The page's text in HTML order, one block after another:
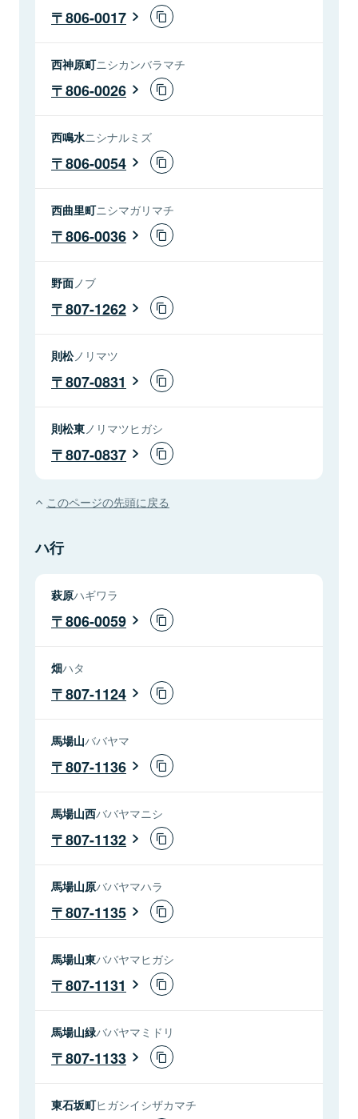
806-0017
西神原町ニシカンバラマチ
806-0026
西鳴水ニシナルミズ
806-0054
西曲里町ニシマガリマチ
806-0036
野面 ノブ
807-1262
則松ノリマツ
807-0831
則松東 ノリマツヒガシ
807-0837
このページの先頭に戻る
ハ行
萩原ハギワラ
806-0059
畑ハタ
807-1124
馬場山ババヤマ
807-1136
馬場山西ババヤマニシ
807-1132
馬場山原ババヤマハラ
807-1135
馬場山東ババヤマヒガシ
807-1131
馬場山緑ババヤマミドリ
807-1133
東石坂町ヒガシイシザカマチ